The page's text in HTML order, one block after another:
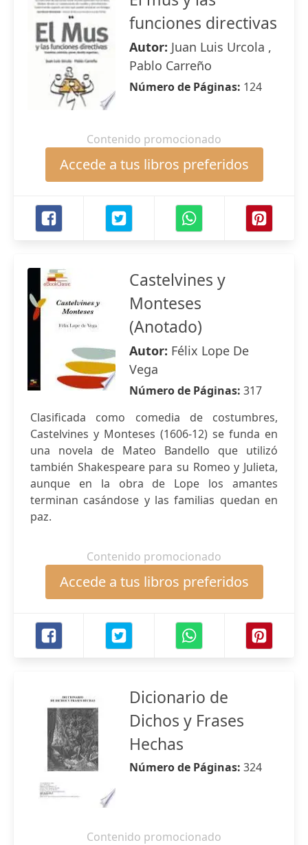
funciones directivas
Autor: Juan Luis Urcola ,
Pablo Carreño
Número de Páginas: 124
Contenido promocionado
Accede a tus libros preferidos
Castelvines y
Monteses
(Anotado)
Autor: Félix Lope De
Vega
Número de Páginas: 317
Clasificada como comedia de costumbres,
Castelvines y Monteses (1606-12) se funda en
una novela de Mateo Bandello que utilizó
también Shakespeare para su Romeo y Julieta,
aunque en la obra de Lope los amantes
terminan casándose y las familias quedan en
paz.
Contenido promocionado
Accede a tus libros preferidos
Dicionario de
Dichos y Frases
Hechas
Número de Páginas: 324
Contenido promocionado